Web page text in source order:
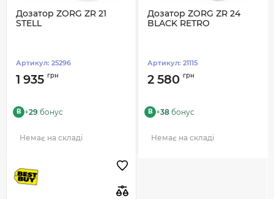
Дозатор ZORG ZR 21
STELL
Артикул: 25296
1 935 грн
B +29 бонус
Немає на складі
Дозатор ZORG ZR 24
BLACK RETRO
Артикул: 21115
2 580 грн
B +38 бонус
Немає на складі